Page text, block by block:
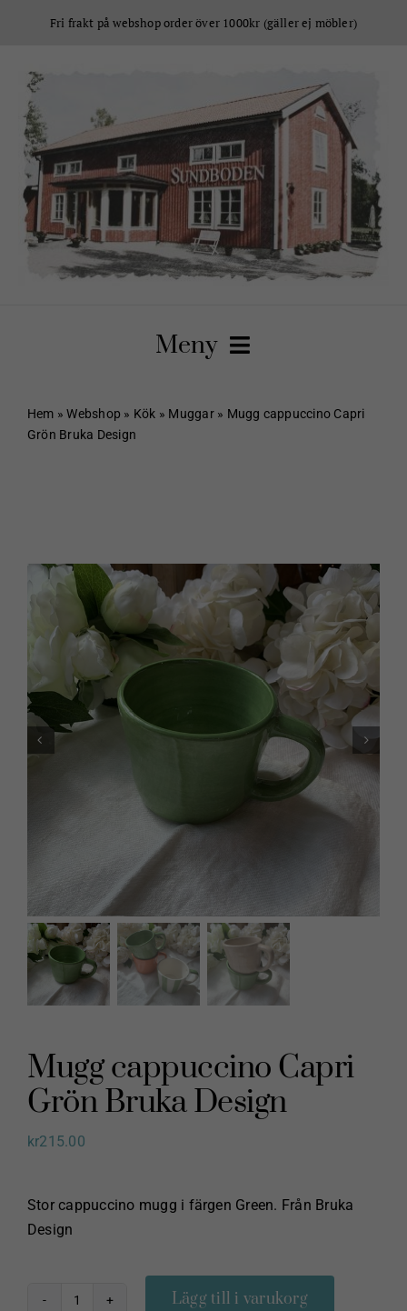
Fri frakt på webshop order över 1000kr (gäller ej möbler)
Meny
Hem
Sortiment
Schakt & Svets
Kontakt & Öppettider
Webshop
Hem »Webshop » Kök » Muggar» Mugg cappuccino Capri
Grön Bruka Design
Mugg cappuccino Capri
Grön Bruka Design
kr215.00
Stor cappuccino mugg i färgen Green. Från Bruka
Design
Lägg till i varukorg